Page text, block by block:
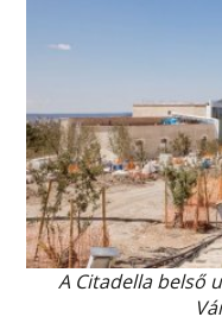
A Citadella belső